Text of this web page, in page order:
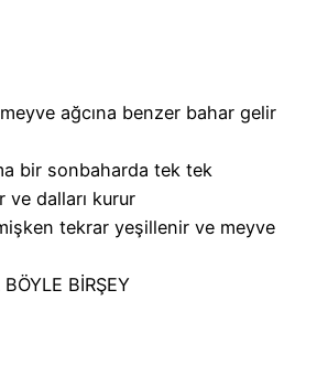
ağcına benzer bahar gelir
bir sonbaharda tek tek
ve dalları kurur
tekrar yeşillenir ve meyve
BİRŞEY